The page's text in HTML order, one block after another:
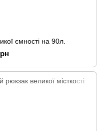
ємності на 90л.